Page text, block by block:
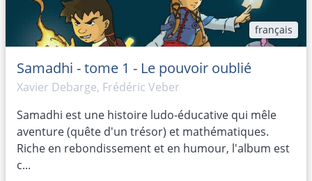
français
Samadhi - tome 1 - Le pouvoir oublié
Xavier Debarge, Frédéric Veber
Samadhi est une histoire ludo-éducative qui mêle
aventure (quête d'un trésor) et mathématiques.
Riche en rebondissement et en humour, l'album est
c...